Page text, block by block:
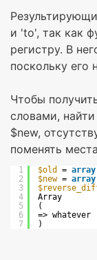
и 'to', так как
регистру. В
поскольку его
Чтобы
словами,
$new,
поменять
1
2
3
4
5
6
7
$old = array
$new = array
Array
(
=> whatever
)